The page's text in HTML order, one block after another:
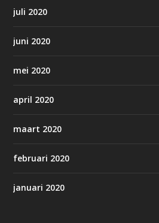
juli 2020
juni 2020
mei 2020
april 2020
maart 2020
februari 2020
januari 2020